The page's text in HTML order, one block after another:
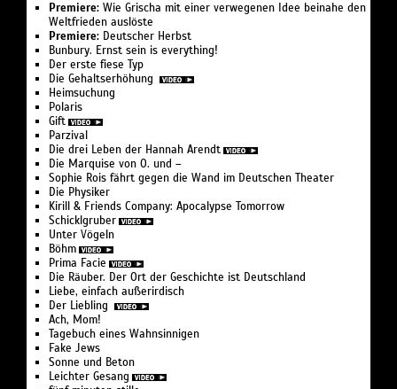
Premiere: Wie Grischa mit einer verwegenen Idee beinahe den
Weltfrieden auslöste
Premiere: Deutscher Herbst
Bunbury. Ernst sein is everything!
Der erste fiese Typ
Die Gehaltserhöhung
Heimsuchung
Polaris
Gift
Parzival
Die drei Leben der Hannah Arendt
Die Marquise von O. und –
Sophie Rois fährt gegen die Wand im Deutschen Theater
Die Physiker
Kirill & Friends Company: Apocalypse Tomorrow
Schicklgruber
Unter Vögeln
Böhm
Prima Facie
Die Räuber. Der Ort der Geschichte ist Deutschland
Liebe, einfach außerirdisch
Der Liebling
Ach, Mom!
Tagebuch eines Wahnsinnigen
Fake Jews
Sonne und Beton
Leichter Gesang